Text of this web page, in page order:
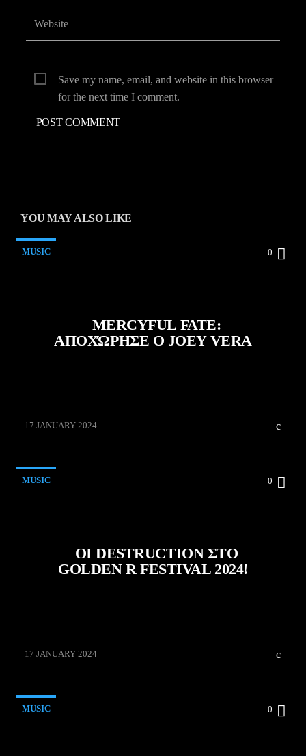
Save my name, email, and website in this browser
for the next time I comment.
YOU MAY ALSO LIKE
MUSIC 0
MERCYFUL FATE:
ΑΠΟΧΏΡΗΣΕ Ο JOEY VERA
17 JANUARY 2024
MUSIC 0
ΟΙ DESTRUCTION ΣΤΟ
GOLDEN R FESTIVAL 2024!
17 JANUARY 2024
MUSIC 0